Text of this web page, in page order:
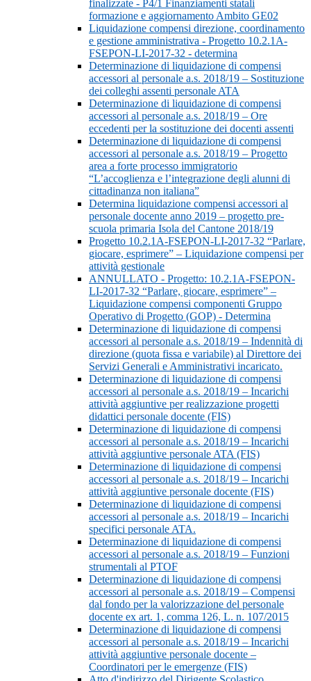
finalizzate - P4/1 Finanziamenti statali
formazione e aggiornamento Ambito GE02
Liquidazione compensi direzione, coordinamento
e gestione amministrativa - Progetto 10.2.1A-
FSEPON-LI-2017-32 - determina
Determinazione di liquidazione di compensi
accessori al personale a.s. 2018/19 – Sostituzione
dei colleghi assenti personale ATA
Determinazione di liquidazione di compensi
accessori al personale a.s. 2018/19 – Ore
eccedenti per la sostituzione dei docenti assenti
Determinazione di liquidazione di compensi
accessori al personale a.s. 2018/19 – Progetto
area a forte processo immigratorio
“L’accoglienza e l’integrazione degli alunni di
cittadinanza non italiana”
Determina liquidazione compensi accessori al
personale docente anno 2019 – progetto pre-
scuola primaria Isola del Cantone 2018/19
Progetto 10.2.1A-FSEPON-LI-2017-32 “Parlare,
giocare, esprimere” – Liquidazione compensi per
attività gestionale
ANNULLATO - Progetto: 10.2.1A-FSEPON-
LI-2017-32 “Parlare, giocare, esprimere” –
Liquidazione compensi componenti Gruppo
Operativo di Progetto (GOP) - Determina
Determinazione di liquidazione di compensi
accessori al personale a.s. 2018/19 – Indennità di
direzione (quota fissa e variabile) al Direttore dei
Servizi Generali e Amministrativi incaricato.
Determinazione di liquidazione di compensi
accessori al personale a.s. 2018/19 – Incarichi
attività aggiuntive per realizzazione progetti
didattici personale docente (FIS)
Determinazione di liquidazione di compensi
accessori al personale a.s. 2018/19 – Incarichi
attività aggiuntive personale ATA (FIS)
Determinazione di liquidazione di compensi
accessori al personale a.s. 2018/19 – Incarichi
attività aggiuntive personale docente (FIS)
Determinazione di liquidazione di compensi
accessori al personale a.s. 2018/19 – Incarichi
specifici personale ATA.
Determinazione di liquidazione di compensi
accessori al personale a.s. 2018/19 – Funzioni
strumentali al PTOF
Determinazione di liquidazione di compensi
accessori al personale a.s. 2018/19 – Compensi
dal fondo per la valorizzazione del personale
docente ex art. 1, comma 126, L. n. 107/2015
Determinazione di liquidazione di compensi
accessori al personale a.s. 2018/19 – Incarichi
attività aggiuntive personale docente –
Coordinatori per le emergenze (FIS)